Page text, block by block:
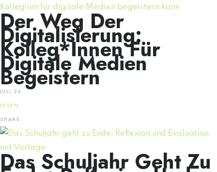
Der Weg Der
Digitalisierung:
Kolleg*innen Für
Digitale Medien
Begeistern
JULI 24
LESEN
SHARE
Das Schuljahr Geht Zu